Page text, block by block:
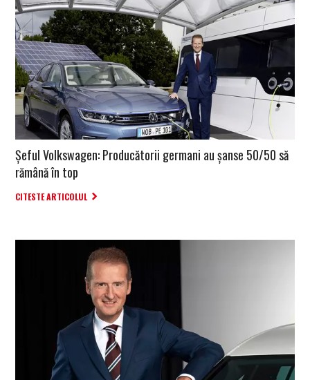
Șeful Volkswagen: Producătorii germani au șanse 50/50 să
rămână în top
CITESTE ARTICOLUL